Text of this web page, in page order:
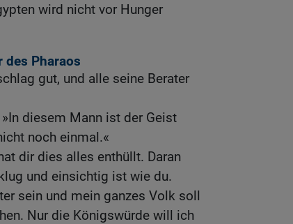
wird nicht vor Hunger
Pharaos
gut, und alle seine Berater
diesem Mann ist der Geist
noch einmal.«
dir dies alles enthüllt. Daran
und einsichtig ist wie du.
sein und mein ganzes Volk soll
Nur die Königswürde will ich